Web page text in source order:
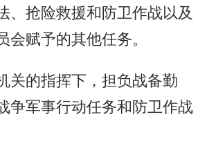
、抢险救援和防卫作战以及
会赋予的其他任务。
关的指挥下，担负战备勤
争军事行动任务和防卫作战